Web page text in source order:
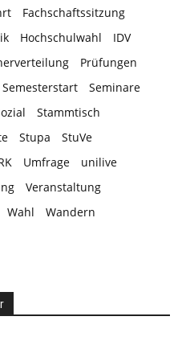
Fachschaftssitzung
Hochschulwahl
IDV
Prüfungen
Semesterstart
Seminare
Stammtisch
Stupa
StuVe
Umfrage
unilive
Veranstaltung
Wahl
Wandern